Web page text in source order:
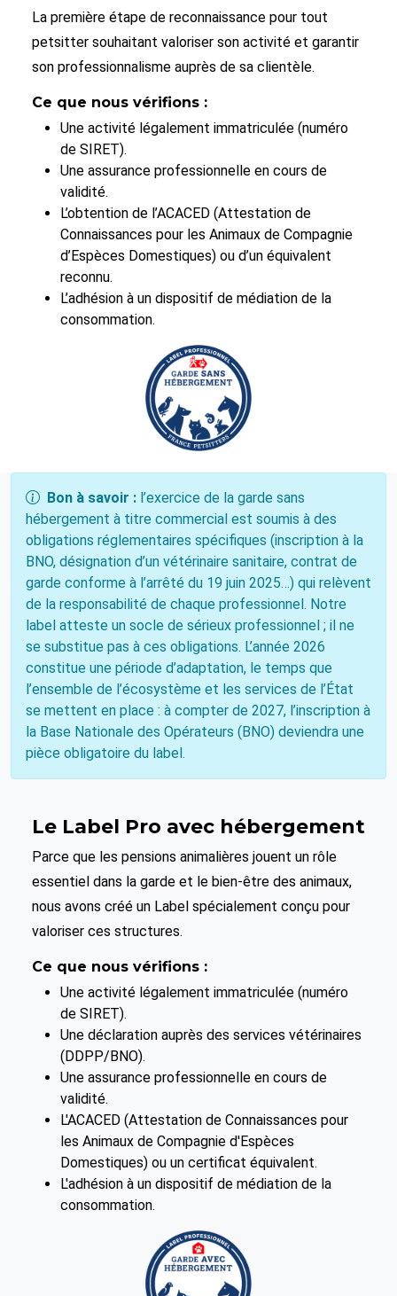
La première étape de reconnaissance pour tout
petsitter souhaitant valoriser son activité et garantir
son professionnalisme auprès de sa clientèle.
Ce que nous vérifions :
Une activité légalement immatriculée (numéro
de SIRET).
Une assurance professionnelle en cours de
validité.
L’obtention de l’ACACED (Attestation de
Connaissances pour les Animaux de Compagnie
d’Espèces Domestiques) ou d’un équivalent
reconnu.
L’adhésion à un dispositif de médiation de la
consommation.
Bon à savoir : l’exercice de la garde sans
hébergement à titre commercial est soumis à des
obligations réglementaires spécifiques (inscription à la
BNO, désignation d’un vétérinaire sanitaire, contrat de
garde conforme à l’arrêté du 19 juin 2025…) qui relèvent
de la responsabilité de chaque professionnel. Notre
label atteste un socle de sérieux professionnel ; il ne
se substitue pas à ces obligations. L’année 2026
constitue une période d’adaptation, le temps que
l’ensemble de l’écosystème et les services de l’État
se mettent en place : à compter de 2027, l’inscription à
la Base Nationale des Opérateurs (BNO) deviendra une
pièce obligatoire du label.
Le Label Pro avec hébergement
Parce que les pensions animalières jouent un rôle
essentiel dans la garde et le bien-être des animaux,
nous avons créé un Label spécialement conçu pour
valoriser ces structures.
Ce que nous vérifions :
Une activité légalement immatriculée (numéro
de SIRET).
Une déclaration auprès des services vétérinaires
(DDPP/BNO).
Une assurance professionnelle en cours de
validité.
L'ACACED (Attestation de Connaissances pour
les Animaux de Compagnie d'Espèces
Domestiques) ou un certificat équivalent.
L'adhésion à un dispositif de médiation de la
consommation.